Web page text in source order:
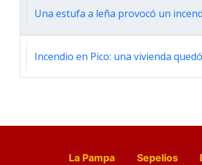
Una estufa a leña provocó un
Incendio en Pico: una vivienda
La Pampa Sepelios